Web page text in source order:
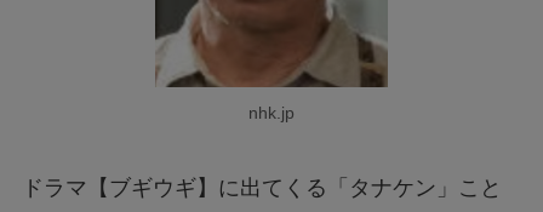
nhk.jp
ドラマ【ブギウギ】に出てくる「タナケン」こと